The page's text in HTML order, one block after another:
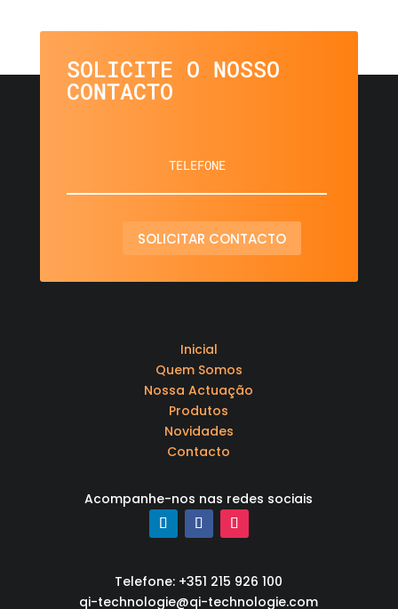
SOLICITE O NOSSO
CONTACTO
SOLICITAR CONTACTO
Inicial
Quem Somos
Nossa Actuação
Produtos
Novidades
Contacto
Acompanhe-nos nas redes sociais
Telefone: +351 215 926 100
qi-technologie@qi-technologie.com